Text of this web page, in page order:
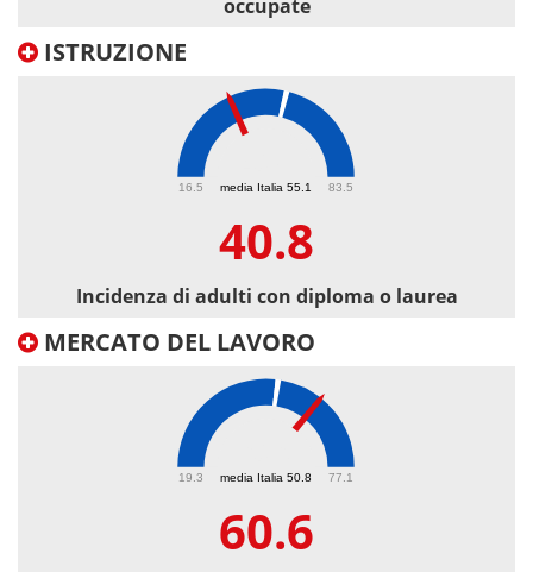
occupate
ISTRUZIONE
media Italia 55.1
16.5 83.5
40.8
Incidenza di adulti con diploma o laurea
MERCATO DEL LAVORO
media Italia 50.8
19.3 77.1
60.6